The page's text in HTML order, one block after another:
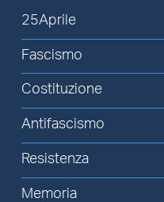
25Aprile
Fascismo
Costituzione
Antifascismo
Resistenza
Memoria